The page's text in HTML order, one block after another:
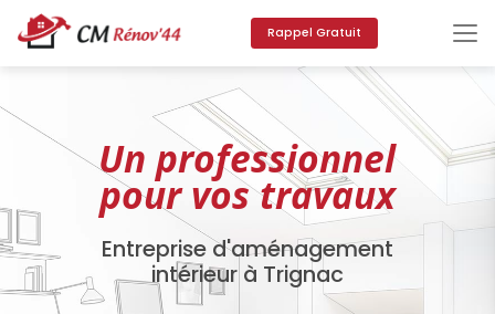
au
contenu
principal
Rappel Gratuit
Un professionnel
pour vos travaux
Entreprise d'aménagement
intérieur à Trignac